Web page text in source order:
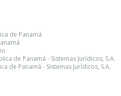
de Panamá
de Panamá - Sistemas Jurídicos, S.A.
de Panamá - Sistemas Jurídicos, S.A.